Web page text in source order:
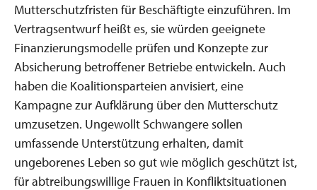
Mutterschutzfristen für Beschäftigte einzuführen. Im
Vertragsentwurf heißt es, sie würden geeignete
Finanzierungsmodelle prüfen und Konzepte zur
Absicherung betroffener Betriebe entwickeln. Auch
haben die Koalitionsparteien anvisiert, eine
Kampagne zur Aufklärung über den Mutterschutz
umzusetzen. Ungewollt Schwangere sollen
umfassende Unterstützung erhalten, damit
ungeborenes Leben so gut wie möglich geschützt ist,
für abtreibungswillige Frauen in Konfliktsituationen